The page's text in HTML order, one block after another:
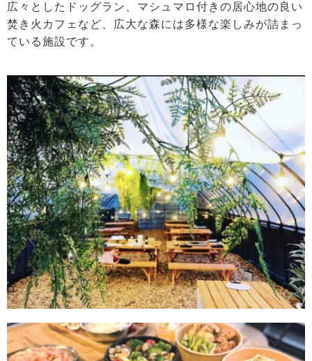
広々としたドッグラン、マシュマロ付きの居心地の良い
焚き火カフェなど、広大な森には多様な楽しみが詰まっ
ている施設です。